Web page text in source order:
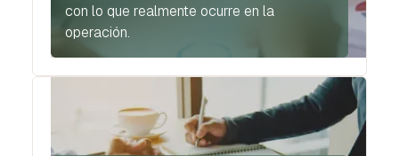
con lo que realmente ocurre en la
operación.